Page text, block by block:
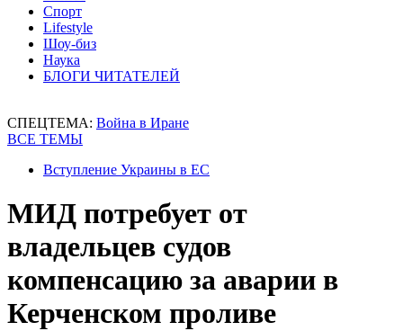
Спорт
Lifestyle
Шоу-биз
Наука
БЛОГИ ЧИТАТЕЛЕЙ
СПЕЦТЕМА: Война в Иране
ВСЕ ТЕМЫ
Вступление Украины в ЕС
МИД потребует от
владельцев судов
компенсацию за аварии в
Керченском проливе